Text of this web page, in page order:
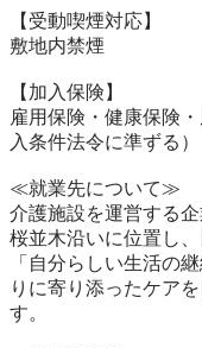
【受動喫煙対応】
敷地内禁煙
【加入保険】
雇用保険・健康保険
入条件法令に準ずる）
≪就業先について≫
介護施設を運営する企
桜並木沿いに位置し
「自分らしい生活の
りに寄り添ったケア
す。